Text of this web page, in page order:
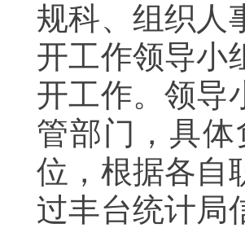
规科、组织人
开工作领导小
开工作。领导
管部门，具
位，根据各自
过丰台统计局